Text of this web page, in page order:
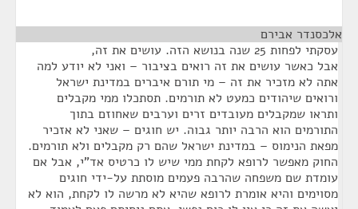
אלכסנדר אבירם
עסקתי לפחות 25 שנה בנושא הזה. עושים את זה,
אבל כאשר עושים את זה רואים בציבור – ואני לא יודע למה
אתה לא מזכיר את זה – מי תורם איברים במדינת ישראל
ורואים שיהודים כמעט לא תורמים. תסתכלו ממי מקבלים
ותראו שמקבלים מעובדים זרים וערבים שאחוזם בתוך
התורמים הוא הרבה יותר גבוה. יש חוגים – שאני לא אזכיר
מפאת הנימוס – במדינת ישראל שהם רק מקבלים ולא תורמים.
החוק מאפשר לרופא לקחת ממי שיש לו כרטיס אד"י, אבל אם
עומדת שם משפחה שהרבה פעמים מוסתת על-ידי חוגים
מסוימים והיא אומרת לרופא שהיא לא מרשה לו לקחת, הוא לא